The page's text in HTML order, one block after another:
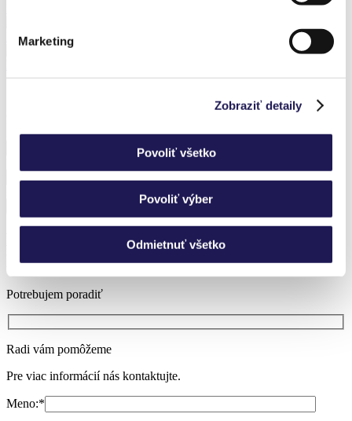
Marketing
Zobraziť detaily
Povoliť všetko
Povoliť výber
Odmietnuť všetko
PANOGLASS | Hliníková pergola | Sklo / Praha
Neviete si vybrať?
Nechajte si poradiť.
Potrebujem poradiť
Radi vám pomôžeme
Pre viac informácií nás kontaktujte.
Meno:*